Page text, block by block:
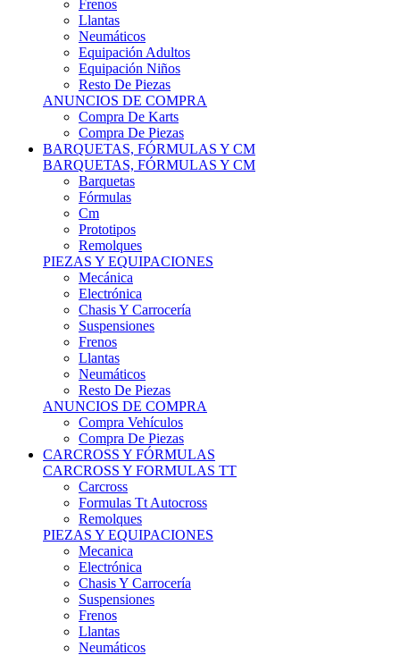
Frenos
Llantas
Neumáticos
Equipación Adultos
Equipación Niños
Resto De Piezas
ANUNCIOS DE COMPRA
Compra De Karts
Compra De Piezas
BARQUETAS, FÓRMULAS Y CM
BARQUETAS, FÓRMULAS Y CM
Barquetas
Fórmulas
Cm
Prototipos
Remolques
PIEZAS Y EQUIPACIONES
Mecánica
Electrónica
Chasis Y Carrocería
Suspensiones
Frenos
Llantas
Neumáticos
Resto De Piezas
ANUNCIOS DE COMPRA
Compra Vehículos
Compra De Piezas
CARCROSS Y FÓRMULAS
CARCROSS Y FORMULAS TT
Carcross
Formulas Tt Autocross
Remolques
PIEZAS Y EQUIPACIONES
Mecanica
Electrónica
Chasis Y Carrocería
Suspensiones
Frenos
Llantas
Neumáticos